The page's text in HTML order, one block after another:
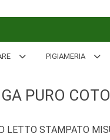
PIGIAMERIA
PURO
LETTO STAMPATO